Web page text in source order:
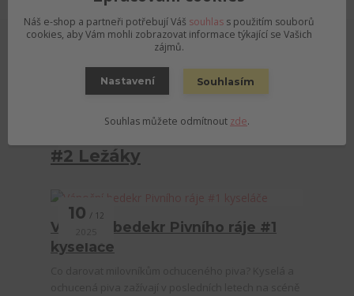
Novinky z našeho blogu
#2 Ležáky
10 12
Vánoční bedekr Pivního ráje #1
kyseláče
Náš e-shop a partneři potřebují Váš souhlass použitím souborů
cookies, aby Vám mohli zobrazovat informace týkající se Vašich
zájmů.
Nastavení Souhlasím
Souhlas můžete odmítnout zde.